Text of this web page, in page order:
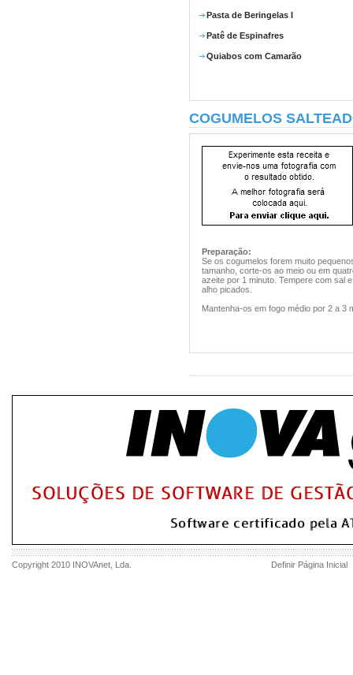
Pasta de Beringelas I
Patê de Espinafres
Quiabos com Camarão
COGUMELOS
Preparação:
Se os cogumelos forem muito
tamanho, corte-os ao meio ou em
azeite por 1 minuto. Tempere com sal
alho picados.
Mantenha-os em fogo médio por 2 a 3
Copyright 2010 INOVAnet , Lda. Definir Página Inicial